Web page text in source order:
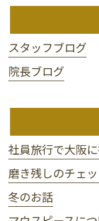
スタッフブログ
院長ブログ
社員旅行で大阪
磨き残しのチェ
冬のお話